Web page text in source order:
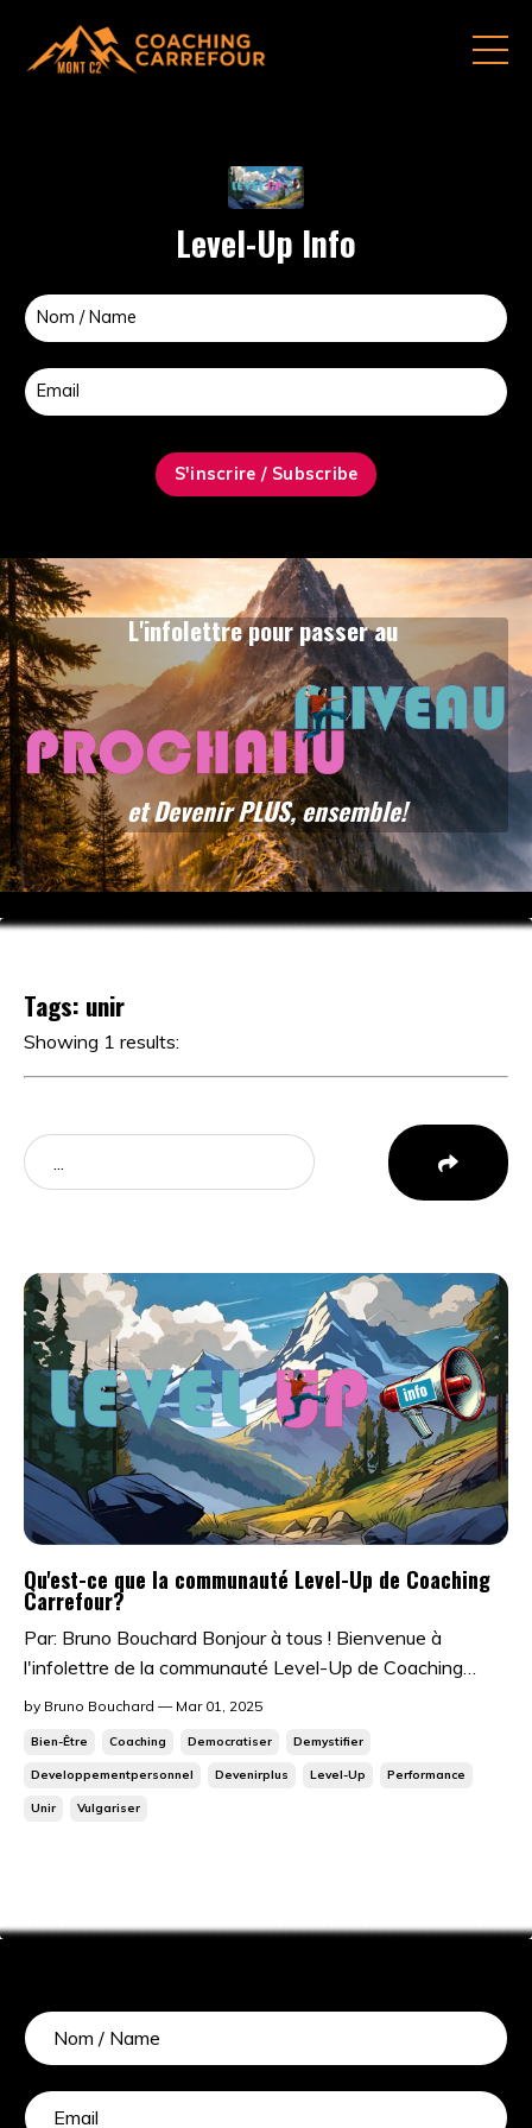
Level-Up Info
S'inscrire / Subscribe
L'infolettre pour passer au
et Devenir PLUS, ensemble!
Tags: unir
Showing 1 results:
Qu'est-ce que la communauté Level-Up de Coaching
Carrefour?
Par: Bruno Bouchard Bonjour à tous ! Bienvenue à
l'infolettre de la communauté Level-Up de Coaching
Carrefour (C2). Préparez-vous à découvrir des conseils
de développement personnel et...
by Bruno Bouchard — Mar 01, 2025
Bien-Être Coaching Democratiser Demystifier
Developpementpersonnel Devenirplus Level-Up Performance
Unir Vulgariser